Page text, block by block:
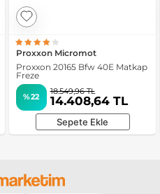
Proxxon Micromot
Proxxon 20165 Bfw 40E Matkap
Freze
%22
18.549,96 TL
14.408,64 TL
Sepete Ekle